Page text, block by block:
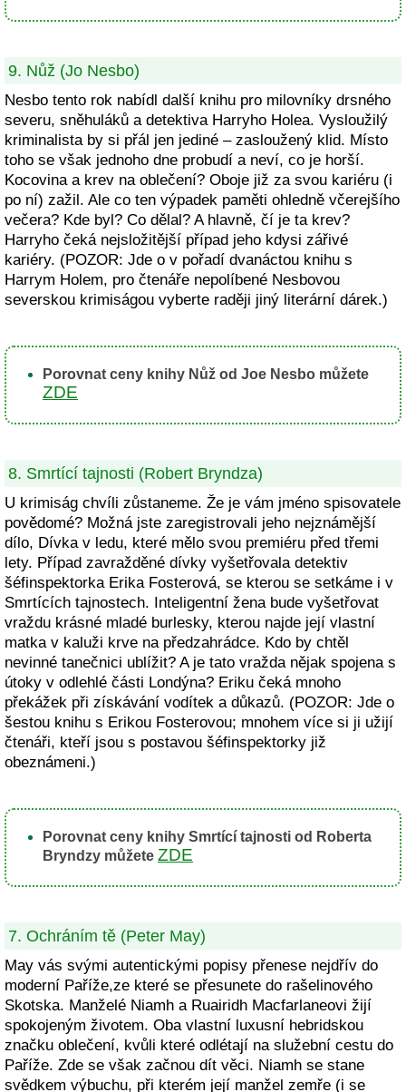
9. Nůž (Jo Nesbo)
Nesbo tento rok nabídl další knihu pro milovníky drsného
severu, sněhuláků a detektiva Harryho Holea. Vysloužilý
kriminalista by si přál jen jediné – zasloužený klid. Místo
toho se však jednoho dne probudí a neví, co je horší.
Kocovina a krev na oblečení? Oboje již za svou kariéru (i
po ní) zažil. Ale co ten výpadek paměti ohledně včerejšího
večera? Kde byl? Co dělal? A hlavně, čí je ta krev?
Harryho čeká nejsložitější případ jeho kdysi zářivé
kariéry. (POZOR: Jde o v pořadí dvanáctou knihu s
Harrym Holem, pro čtenáře nepolíbené Nesbovou
severskou krimiságou vyberte raději jiný literární dárek.)
Porovnat ceny knihy Nůž od Joe Nesbo můžete
ZDE
8. Smrtící tajnosti (Robert Bryndza)
U krimiság chvíli zůstaneme. Že je vám jméno spisovatele
povědomé? Možná jste zaregistrovali jeho nejznámější
dílo, Dívka v ledu, které mělo svou premiéru před třemi
lety. Případ zavražděné dívky vyšetřovala detektiv
šéfinspektorka Erika Fosterová, se kterou se setkáme i v
Smrtících tajnostech. Inteligentní žena bude vyšetřovat
vraždu krásné mladé burlesky, kterou najde její vlastní
matka v kaluži krve na předzahrádce. Kdo by chtěl
nevinné tanečnici ublížit? A je tato vražda nějak spojena s
útoky v odlehlé části Londýna? Eriku čeká mnoho
překážek při získávání vodítek a důkazů. (POZOR: Jde o
šestou knihu s Erikou Fosterovou; mnohem více si ji užijí
čtenáři, kteří jsou s postavou šéfinspektorky již
obeznámeni.)
Porovnat ceny knihy Smrtící tajnosti od Roberta
Bryndzy můžete ZDE
7. Ochráním tě (Peter May)
May vás svými autentickými popisy přenese nejdřív do
moderní Paříže,ze které se přesunete do rašelinového
Skotska. Manželé Niamh a Ruairidh Macfarlaneovi žijí
spokojeným životem. Oba vlastní luxusní hebridskou
značku oblečení, kvůli které odlétají na služební cestu do
Paříže. Zde se však začnou dít věci. Niamh se stane
svědkem výbuchu, při kterém její manžel zemře (i se